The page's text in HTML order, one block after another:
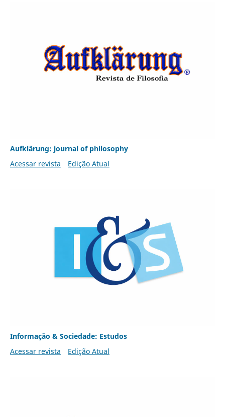
Aufklärung: journal of philosophy
Acessar revista
Edição Atual
Informação & Sociedade: Estudos
Acessar revista
Edição Atual